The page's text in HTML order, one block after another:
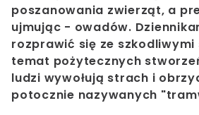
poszanowania zwierząt, a
ujmując - owadów.
rozprawić się ze
temat pożytecznych
ludzi wywołują strach i
potocznie nazywanych